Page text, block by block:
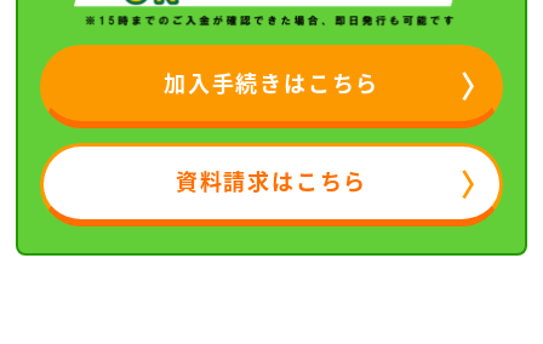
加入手続きはこちら
資料請求はこちら